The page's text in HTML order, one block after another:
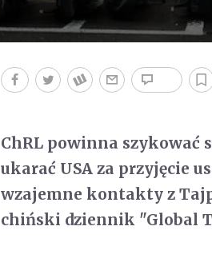
ChRL powinna szykować
ukarać USA za przyjęcie
wzajemne kontakty z
chiński dziennik "Global